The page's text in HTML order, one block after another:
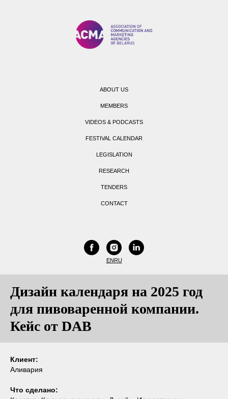
ABOUT US
MEMBERS
VIDEOS & PODCASTS
FESTIVAL CALENDAR
LEGISLATION
RESEARCH
TENDERS
CONTACT
ENRU
Дизайн календаря на 2025 год
для пивоваренной компании.
Кейс от DAB
Клиент:
Аливария
Что сделано: